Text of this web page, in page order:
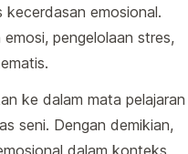
kecerdasan emosional.
pengelolaan stres,
ke dalam mata pelajaran
seni. Dengan demikian,
dalam konteks